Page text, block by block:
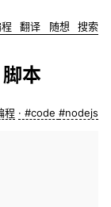
翻译 随想 搜索
本
程 #code #nodejs